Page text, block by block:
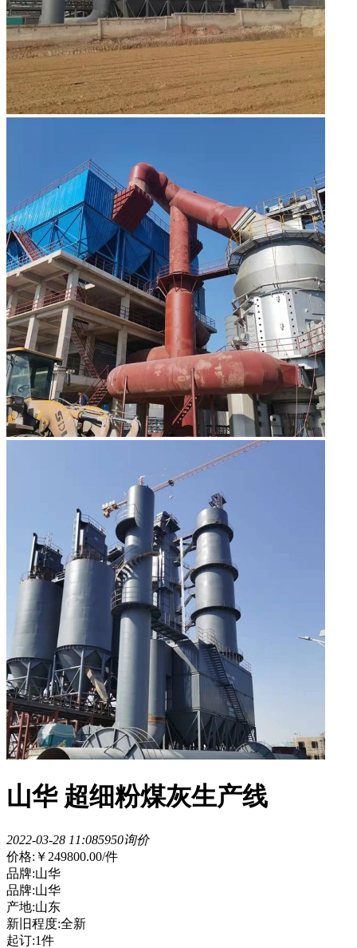
山华 超细粉煤灰生产线
2022-03-28 11:085950询价
价格: ￥249800.00/件
品牌:山华
品牌:山华
产地:山东
新旧程度:全新
起订:1件